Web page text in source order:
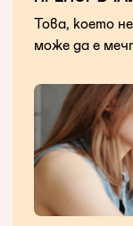
Това, което
може да е